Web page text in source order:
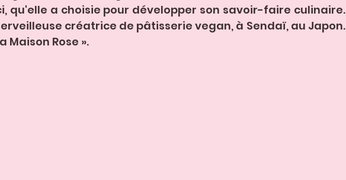
qu'elle a choisie pour développer son savoir-faire culinaire.
créatrice de pâtisserie vegan, à Sendaï, au Japon.
Maison Rose ».